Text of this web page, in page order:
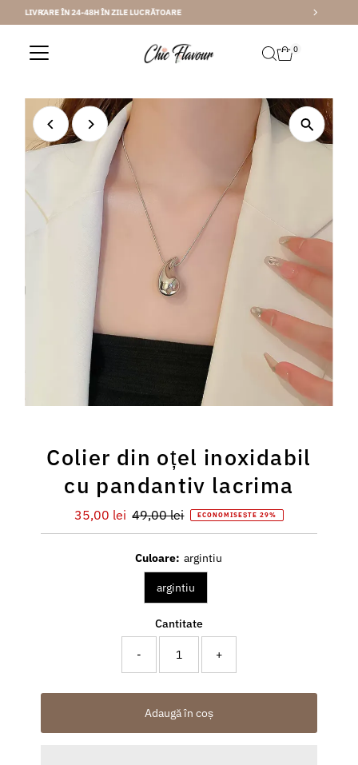
Sari la conținut
0
Colier din oțel inoxidabil
cu pandantiv lacrima
Preț
redus
35,00 lei Preț
întreg
49,00 lei ECONOMISEȘTE 29%
Culoare: argintiu
argintiu
Cantitate
- +
Adaugă în coș